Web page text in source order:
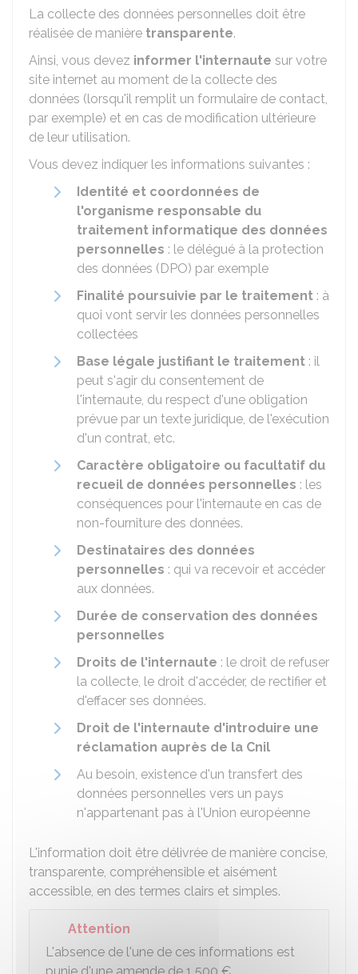
La collecte des données personnelles doit être
réalisée de manière transparente.
Ainsi, vous devez informer l'internaute sur votre
site internet au moment de la collecte des
données (lorsqu'il remplit un formulaire de contact,
par exemple) et en cas de modification ultérieure
de leur utilisation.
Vous devez indiquer les informations suivantes :
Identité et coordonnées de
l'organisme responsable du
traitement informatique des données
personnelles : le délégué à la protection
des données (DPO) par exemple
Finalité poursuivie par le traitement : à
quoi vont servir les données personnelles
collectées
Base légale justifiant le traitement : il
peut s'agir du consentement de
l'internaute, du respect d'une obligation
prévue par un texte juridique, de l'exécution
d'un contrat, etc.
Caractère obligatoire ou facultatif du
recueil de données personnelles : les
conséquences pour l'internaute en cas de
non-fourniture des données.
Destinataires des données
personnelles : qui va recevoir et accéder
aux données.
Durée de conservation des données
personnelles
Droits de l'internaute : le droit de refuser
la collecte, le droit d'accéder, de rectifier et
d'effacer ses données.
Droit de l'internaute d'introduire une
réclamation auprès de la Cnil
Au besoin, existence d'un transfert des
données personnelles vers un pays
n'appartenant pas à l'Union européenne
L'information doit être délivrée de manière concise,
transparente, compréhensible et aisément
accessible, en des termes clairs et simples.
Attention
L'absence de l'une de ces informations est